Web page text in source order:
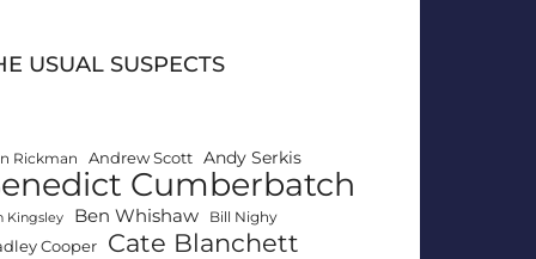
USUAL SUSPECTS
Rickman Andrew Scott Andy Serkis
Cumberbatch
Kingsley Ben Whishaw Bill Nighy
Cooper Cate Blanchett